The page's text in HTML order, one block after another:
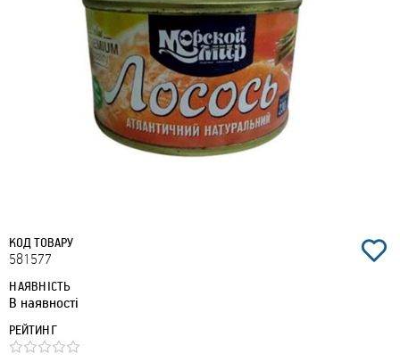
КОД ТОВАРУ
581577
НАЯВНІСТЬ
В наявності
РЕЙТИНГ